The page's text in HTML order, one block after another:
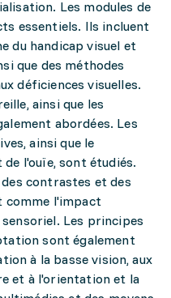
Les modules de
essentiels. Ils incluent
du handicap visuel et
que des méthodes
déficiences visuelles.
ainsi que les
abordées. Les
ainsi que le
l'ouïe, sont étudiés.
contrastes et des
comme l'impact
Les principes
sont également
à la basse vision, aux
et à l'orientation et la